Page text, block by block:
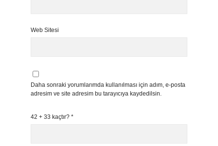
Web Sitesi
Daha sonraki yorumlarımda kullanılması için adım, e-posta
adresim ve site adresim bu tarayıcıya kaydedilsin.
42 + 33 kaçtır? *